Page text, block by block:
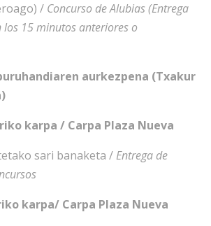
/ Concurso de Alubias (Entrega
los 15 minutos anteriores o
aurkezpena (Txakur
karpa / Carpa Plaza Nueva
sari banaketa /Entrega de
karpa/ Carpa Plaza Nueva